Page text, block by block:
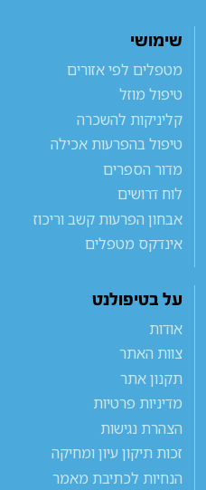
שימושי
מטפלים לפי אזורים
טיפול מוזל
קליניקות להשכרה
טיפול בהפרעות אכילה
מדור הספרים
לוח דרושים
אבחון הפרעות קשב וריכוז
אינדקס מטפלים
על בטיפולנט
אודות
צוות האתר
תקנון אתר
מדיניות פרטיות
הצהרת נגישות
זכות תיקון עיון ומחיקה
הנחיות לכתיבת מאמר